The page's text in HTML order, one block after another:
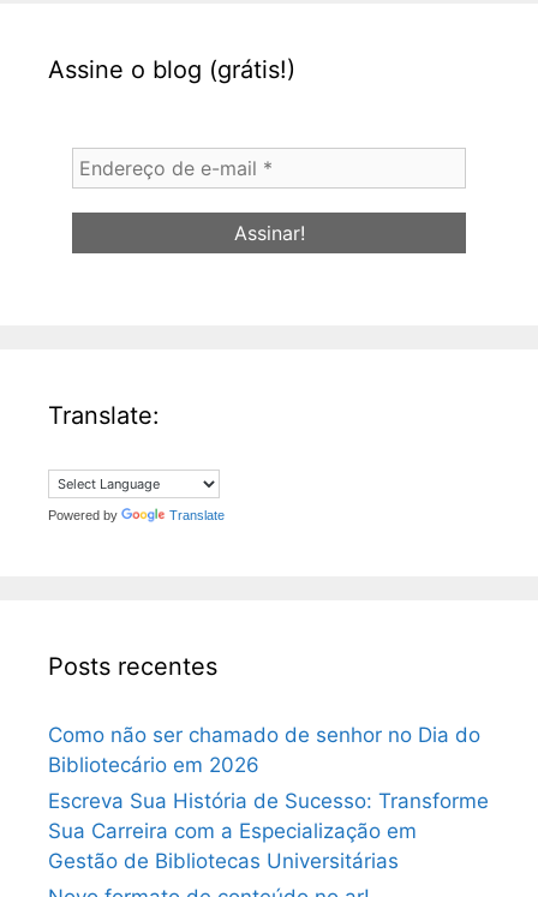
Assine o blog (grátis!)
Endereço
de
e-
Translate:
Powered by Translate
Posts recentes
Como não ser chamado de senhor no Dia do
Bibliotecário em 2026
Escreva Sua História de Sucesso: Transforme
Sua Carreira com a Especialização em
Gestão de Bibliotecas Universitárias